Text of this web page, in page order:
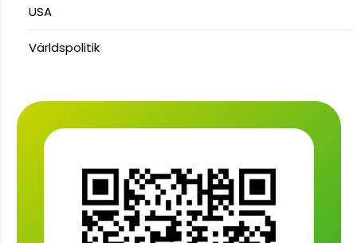
USA
Världspolitik